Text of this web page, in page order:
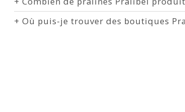
+ Où puis-je trouver des boutiques